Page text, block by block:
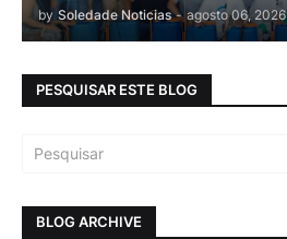
by Soledade Noticias - agosto 06, 2026
PESQUISAR ESTE BLOG
BLOG ARCHIVE